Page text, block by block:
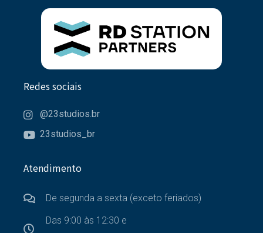
Atendimento
De segunda a sexta (exceto feriados)
Das 9:00 às 12:30 e
Redes sociais
@23studios.br
23studios_br